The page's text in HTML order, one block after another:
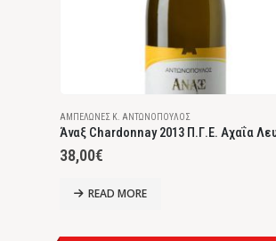
ΑΜΠΕΛΏΝΕΣ Κ. ΑΝΤΩΝΌΠΟΥΛΟΣ
38,00€
READ MORE